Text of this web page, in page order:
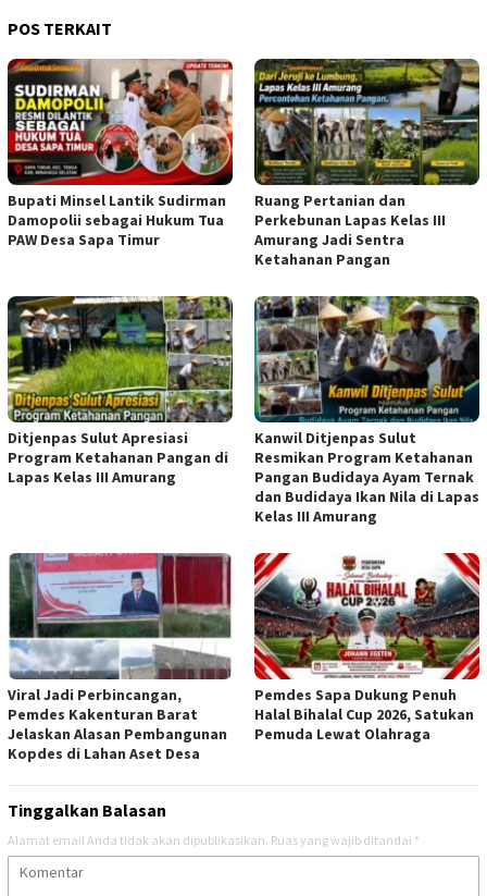
POS TERKAIT
Bupati Minsel Lantik Sudirman
Damopolii sebagai Hukum Tua
PAW Desa Sapa Timur
Ruang Pertanian dan
Perkebunan Lapas Kelas III
Amurang Jadi Sentra
Ketahanan Pangan
Ditjenpas Sulut Apresiasi
Program Ketahanan Pangan di
Lapas Kelas III Amurang
Kanwil Ditjenpas Sulut
Resmikan Program Ketahanan
Pangan Budidaya Ayam Ternak
dan Budidaya Ikan Nila di Lapas
Kelas III Amurang
Viral Jadi Perbincangan,
Pemdes Kakenturan Barat
Jelaskan Alasan Pembangunan
Kopdes di Lahan Aset Desa
Pemdes Sapa Dukung Penuh
Halal Bihalal Cup 2026, Satukan
Pemuda Lewat Olahraga
Tinggalkan Balasan
Alamat email Anda tidak akan dipublikasikan. Ruas yang wajib ditandai *